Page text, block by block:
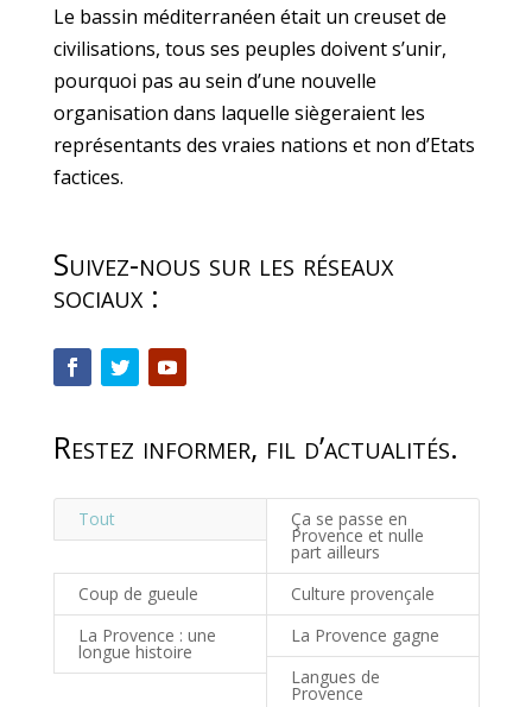
Le bassin méditerranéen était un creuset de
civilisations, tous ses peuples doivent s’unir,
pourquoi pas au sein d’une nouvelle
organisation dans laquelle siègeraient les
représentants des vraies nations et non d’Etats
factices.
Suivez-nous sur les réseaux
sociaux :
Restez informer, fil d’actualités.
Tout Ça se passe en
Provence et nulle
part ailleurs
Coup de gueule
Culture provençale
La Provence : une
longue histoire
La Provence gagne
Langues de
Provence